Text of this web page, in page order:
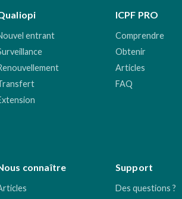
entrant
ICPF PRO
Comprendre
Obtenir
Articles
FAQ
connaître Support
Des questions ?